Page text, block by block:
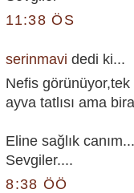
11:38 ÖS
serinmavi dedi ki...
Nefis
ayva tatlısı ama
Eline sağlık
Sevgiler....
8:38 ÖÖ